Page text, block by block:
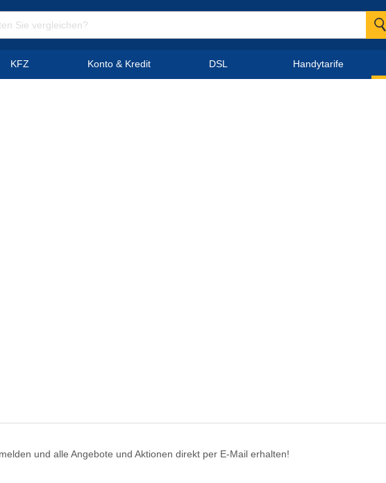
KFZ Konto & Kredit DSL Handytarife
und alle Angebote und Aktionen direkt per E-Mail erhalten!